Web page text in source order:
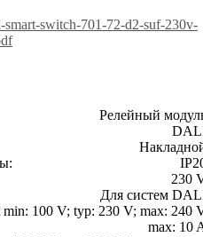
switch-701-72-d2-suf-230v-
Релейный
230
Для систем
min: 100 V; typ: 230 V; max: 240
max: 10